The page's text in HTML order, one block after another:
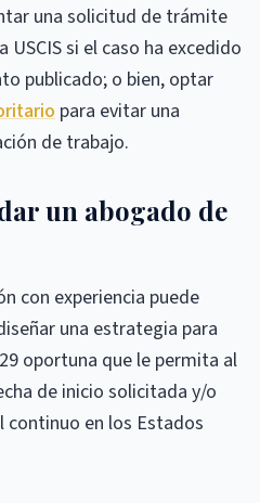
una solicitud de trámite
si el caso ha excedido
publicado; o bien, optar
para evitar una
de trabajo.
un abogado de
con experiencia puede
una estrategia para
oportuna que le permita al
de inicio solicitada y/o
en los Estados